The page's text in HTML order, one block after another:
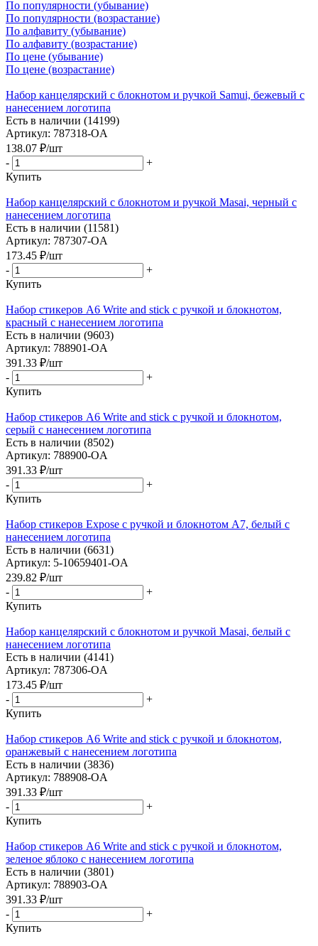
По популярности (убывание)
По популярности (возрастание)
По алфавиту (убывание)
По алфавиту (возрастание)
По цене (убывание)
По цене (возрастание)
Набор канцелярский с блокнотом и ручкой Samui, бежевый с
нанесением логотипа
Есть в наличии (14199)
Артикул: 787318-OA
138.07 ₽/шт
-
+
Купить
Набор канцелярский с блокнотом и ручкой Masai, черный с
нанесением логотипа
Есть в наличии (11581)
Артикул: 787307-OA
173.45 ₽/шт
-
+
Купить
Набор стикеров А6 Write and stick с ручкой и блокнотом,
красный с нанесением логотипа
Есть в наличии (9603)
Артикул: 788901-OA
391.33 ₽/шт
-
+
Купить
Набор стикеров А6 Write and stick с ручкой и блокнотом,
серый с нанесением логотипа
Есть в наличии (8502)
Артикул: 788900-OA
391.33 ₽/шт
-
+
Купить
Набор стикеров Expose с ручкой и блокнотом А7, белый с
нанесением логотипа
Есть в наличии (6631)
Артикул: 5-10659401-OA
239.82 ₽/шт
-
+
Купить
Набор канцелярский с блокнотом и ручкой Masai, белый с
нанесением логотипа
Есть в наличии (4141)
Артикул: 787306-OA
173.45 ₽/шт
-
+
Купить
Набор стикеров А6 Write and stick с ручкой и блокнотом,
оранжевый с нанесением логотипа
Есть в наличии (3836)
Артикул: 788908-OA
391.33 ₽/шт
-
+
Купить
Набор стикеров А6 Write and stick с ручкой и блокнотом,
зеленое яблоко с нанесением логотипа
Есть в наличии (3801)
Артикул: 788903-OA
391.33 ₽/шт
-
+
Купить